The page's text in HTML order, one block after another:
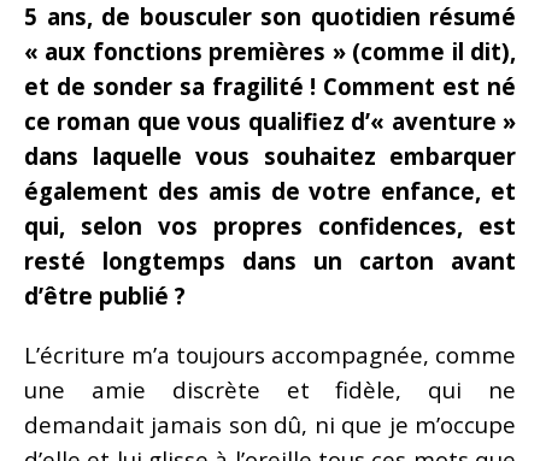
5 ans, de bousculer son quotidien résumé
« aux fonctions premières » (comme il dit),
et de sonder sa fragilité ! Comment est né
ce roman que vous qualifiez d’« aventure »
dans laquelle vous souhaitez embarquer
également des amis de votre enfance, et
qui, selon vos propres confidences, est
resté longtemps dans un carton avant
d’être publié ?
L’écriture m’a toujours accompagnée, comme
une amie discrète et fidèle, qui ne
demandait jamais son dû, ni que je m’occupe